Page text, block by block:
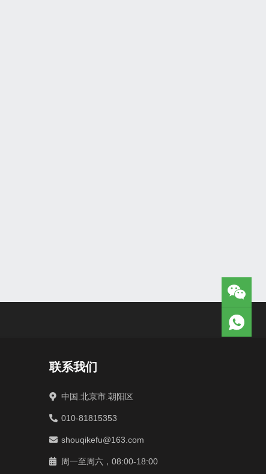
联系我们
中国.北京市.朝阳区
010-81815353
shouqikefu@163.com
周一至周六，08:00-18:00